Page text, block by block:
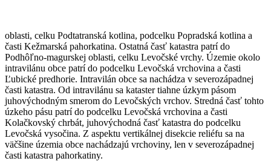
oblasti, celku Podtatranská kotlina, podcelku Popradská kotlina a
časti Kežmarská pahorkatina. Ostatná časť katastra patrí do
Podhôľno-magurskej oblasti, celku Levočské vrchy. Územie okolo
intravilánu obce patrí do podcelku Levočská vrchovina a časti
Ľubické predhorie. Intravilán obce sa nachádza v severozápadnej
časti katastra. Od intravilánu sa kataster tiahne úzkym pásom
juhovýchodným smerom do Levočských vrchov. Stredná časť tohto
úzkeho pásu patrí do podcelku Levočská vrchovina a časti
Kolačkovský chrbát, juhovýchodná časť katastra do podcelku
Levočská vysočina. Z aspektu vertikálnej disekcie reliéfu sa na
väčšine územia obce nachádzajú vrchoviny, len v severozápadnej
časti katastra pahorkatiny.